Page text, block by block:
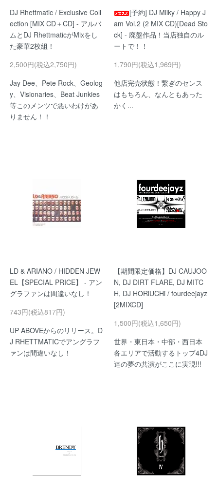
DJ Rhettmatic / Exclusive Coll
ection [MIX CD＋CD] - アルバ
ムとDJ RhettmaticがMixをし
た豪華2枚組！
2,500円(税込2,750円)
Jay Dee、Pete Rock、Geolog
y、Visionaries、Beat Junkies
等このメンツで悪いわけがあ
りません！！
[予約] DJ Milky / Happy J
am Vol.2 (2 MIX CD)[Dead Sto
ck] - 廃盤作品！当店独自のル
ートで！！
1,790円(税込1,969円)
他店完売状態！繋ぎのセンス
はもちろん、なんともあった
かく...
LD & ARIANO / HIDDEN JEW
EL【SPECIAL PRICE】 - アン
グラファンは間違いなし！
743円(税込817円)
UP ABOVEからのリリース。D
J RHETTMATICでアングラフ
ァンは間違いなし！
【期間限定価格】DJ CAUJOO
N, DJ DIRT FLARE, DJ MITC
H, DJ HORiUCHi / fourdeejayz
[2MIXCD]
1,500円(税込1,650円)
世界・東日本・中部・西日本
各エリアで活動するトップ4DJ
達の夢の共演がここに実現!!!